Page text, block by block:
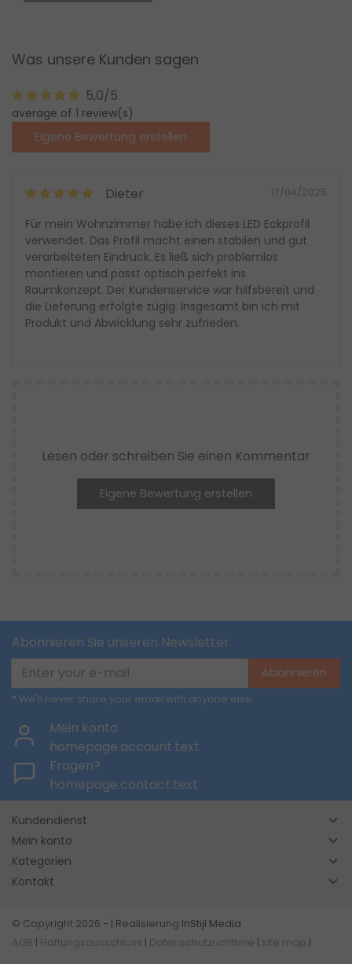
Was unsere Kunden sagen
5,0/5
average of 1 review(s)
Eigene Bewertung erstellen
Dieter 17/04/2025
Für mein Wohnzimmer habe ich dieses LED Eckprofil
verwendet. Das Profil macht einen stabilen und gut
verarbeiteten Eindruck. Es ließ sich problemlos
montieren und passt optisch perfekt ins
Raumkonzept. Der Kundenservice war hilfsbereit und
die Lieferung erfolgte zügig. Insgesamt bin ich mit
Produkt und Abwicklung sehr zufrieden.
Lesen oder schreiben Sie einen Kommentar
Eigene Bewertung erstellen
Abonnieren Sie unseren Newsletter
Abonnieren
* We'll never share your email with anyone else.
Mein konto
homepage.account.text
Fragen?
homepage.contact.text
Kundendienst
Mein konto
Kategorien
Kontakt
© Copyright 2026 - | Realisierung InStijl Media
AGB
Haftungsausschluss Datenschutzrichtlinie site map